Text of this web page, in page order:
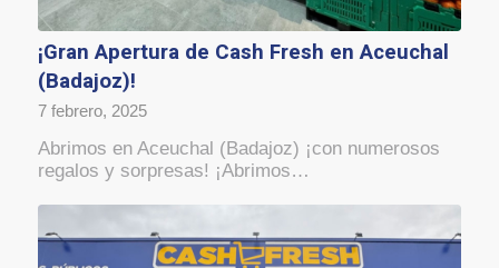
¡Gran Apertura de Cash Fresh en Aceuchal
(Badajoz)!
7 febrero, 2025
Abrimos en Aceuchal (Badajoz) ¡con numerosos
regalos y sorpresas! ¡Abrimos…